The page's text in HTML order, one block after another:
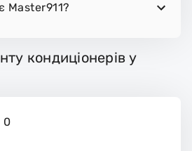
Master911?
кондиціонерів у
0